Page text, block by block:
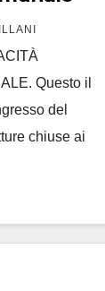
Questo il
del
chiuse ai